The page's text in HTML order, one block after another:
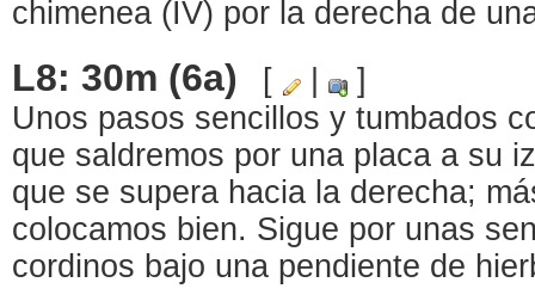
chimenea (IV) por la derecha de
L8: 30m (6a) [
]
Unos pasos sencillos y tumbados
que saldremos por una placa a su
que se supera hacia la derecha;
colocamos bien. Sigue por unas
cordinos bajo una pendiente de